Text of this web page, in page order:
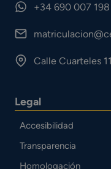
+34 690 007 198
Calle Cuarteles
Legal
Accesibilidad
Transparencia
Homologación